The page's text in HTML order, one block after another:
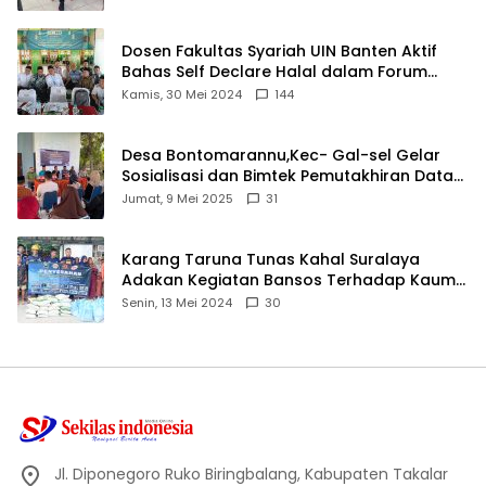
Dosen Fakultas Syariah UIN Banten Aktif
Bahas Self Declare Halal dalam Forum
Ijtima Ulama MUI
Kamis, 30 Mei 2024 144
Desa Bontomarannu,Kec- Gal-sel Gelar
Sosialisasi dan Bimtek Pemutakhiran Data
ID
Jumat, 9 Mei 2025 31
Karang Taruna Tunas Kahal Suralaya
Adakan Kegiatan Bansos Terhadap Kaum
Dhuafa dan Anak Yatim-Piatu
Senin, 13 Mei 2024 30
Jl. Diponegoro Ruko Biringbalang, Kabupaten Takalar